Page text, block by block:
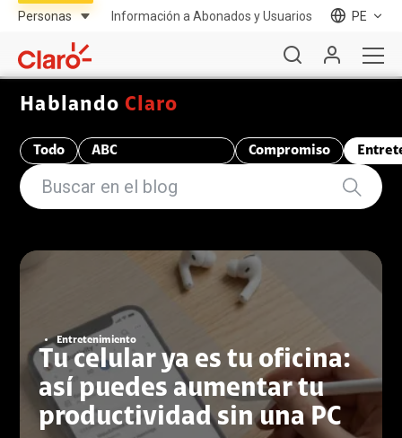
Información a Abonados y Usuarios PE
Hablando Claro
Todo
ABC
Compromiso
Entretenimiento
Tu celular ya es tu oficina:
así puedes aumentar tu
productividad sin una PC